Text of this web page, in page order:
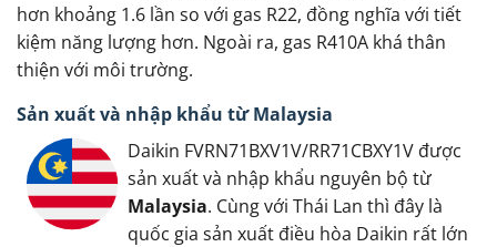
hơn khoảng 1.6 lần so với gas R22, đồng nghĩa với tiết
kiệm năng lượng hơn. Ngoài ra, gas R410A khá thân
thiện với môi trường.
Sản xuất và nhập khẩu từ Malaysia
Daikin FVRN71BXV1V/RR71CBXY1V được
sản xuất và nhập khẩu nguyên bộ từ
Malaysia. Cùng với Thái Lan thì đây là
quốc gia sản xuất điều hòa Daikin rất lớn